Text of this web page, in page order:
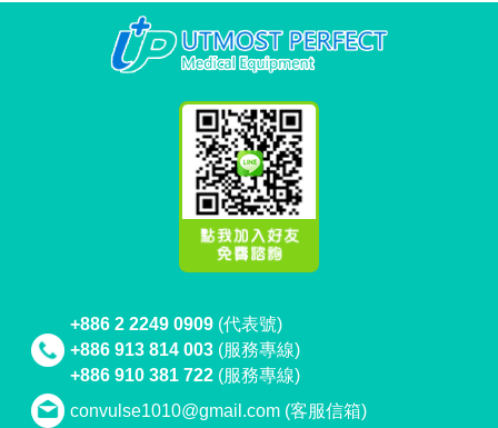
+886 2 2249 0909 (代表號)
+886 913 814 003 (服務專線)
+886 910 381 722 (服務專線)
convulse1010@gmail.com (客服信箱)